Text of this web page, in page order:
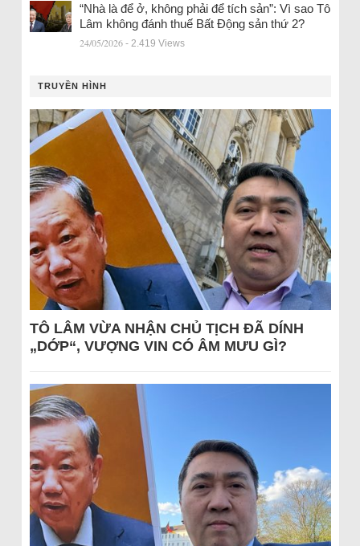
“Nhà là để ở, không phải để tích sản”: Vì sao Tô
Lâm không đánh thuế Bất Động sản thứ 2?
24/05/2026 - 2.419 Views
TRUYỀN HÌNH
TÔ LÂM VỪA NHẬN CHỦ TỊCH ĐÃ DÍNH
„DỚP“, VƯỢNG VIN CÓ ÂM MƯU GÌ?